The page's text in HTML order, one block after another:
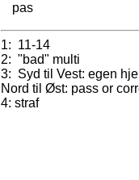
pas
1: 11-14
2: "bad" multi
3: Syd til Vest: egen
Nord til Øst: pass or
4: straf